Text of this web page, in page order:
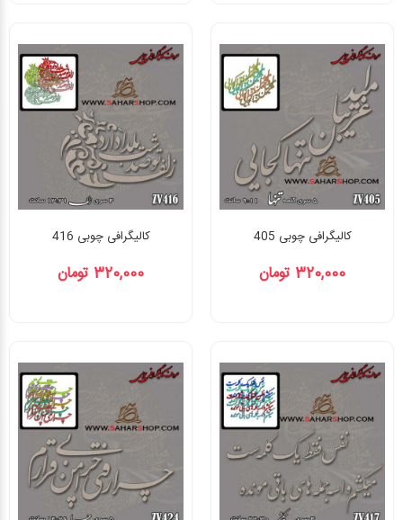
کالیگرافی چوبی 405
320,000 تومان
کالیگرافی چوبی 416
320,000 تومان